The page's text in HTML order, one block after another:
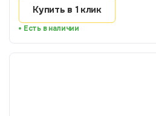
Купить в 1 клик
Есть в наличии